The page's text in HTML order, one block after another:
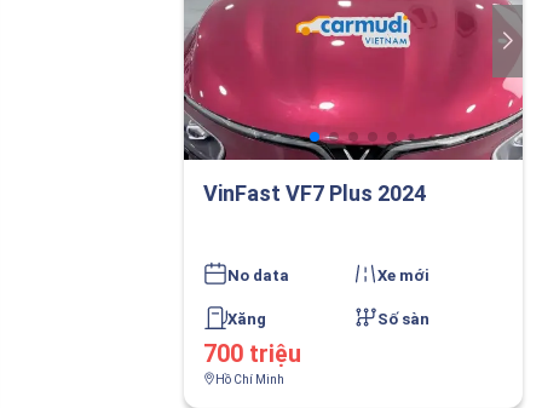
VinFast VF7 Plus 2024
No data Xe mới
Xăng Số sàn
700 triệu
Hồ Chí Minh